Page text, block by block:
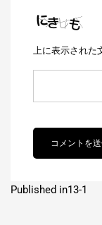
上に表示された
投
Published in13-1